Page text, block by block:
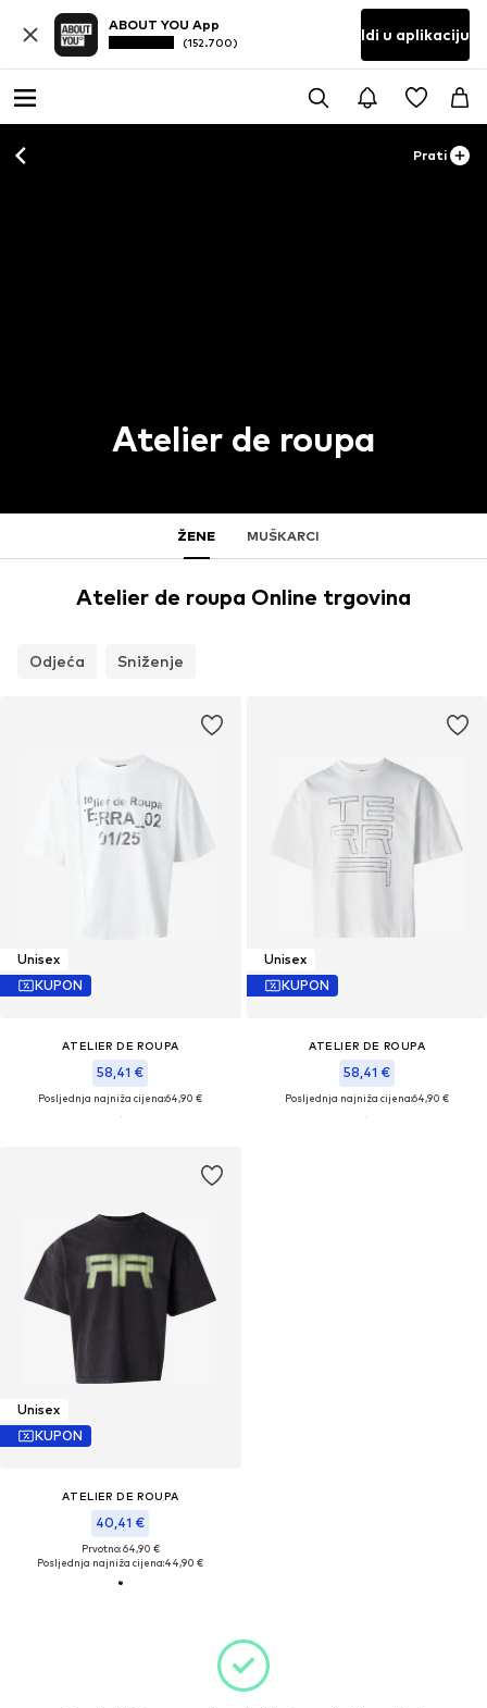
ABOUT YOU App
(152.700) Idi u aplikaciju
Prati
Atelier de roupa
ŽENE MUŠKARCI
Atelier de roupa Online trgovina
Odjeća Sniženje
Unisex
KUPON
ATELIER DE ROUPA
58,41 €
Posljednja najniža cijena:64,90 €
Unisex
KUPON
ATELIER DE ROUPA
58,41 €
Posljednja najniža cijena:64,90 €
Unisex
KUPON
ATELIER DE ROUPA
40,41 €
Prvotno: 64,90 €
Posljednja najniža cijena:44,90 €